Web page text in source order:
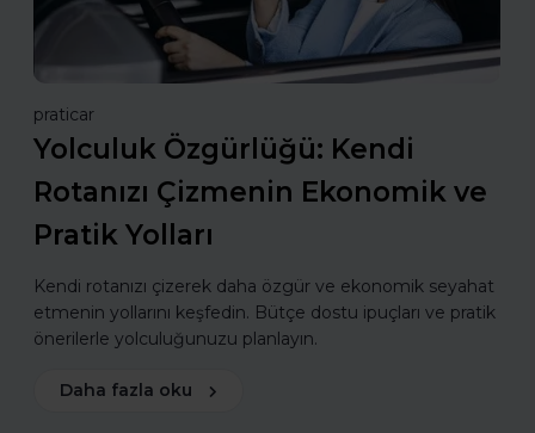
praticar
Yolculuk Özgürlüğü: Kendi
Rotanızı Çizmenin Ekonomik ve
Pratik Yolları
Kendi rotanızı çizerek daha özgür ve ekonomik seyahat
etmenin yollarını keşfedin. Bütçe dostu ipuçları ve pratik
önerilerle yolculuğunuzu planlayın.
Daha fazla oku